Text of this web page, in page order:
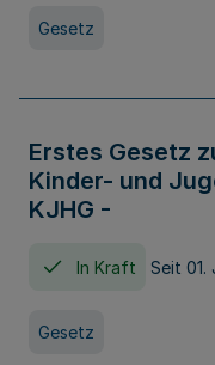
Gesetz
Erstes Gesetz
Kinder- und
KJHG -
In Kraft Seit 01.
Gesetz